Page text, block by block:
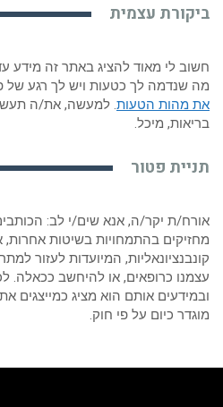
ביקורת עצמית
חשוב לי מאוד להציג באתר זה מידע
מה שנדמה לך כטעות ויש לך רגע של
את מהות הטעות. למעשה, את/ה
בריאות, מיכל.
תניית פטור
אורח/ת יקר/ה, אנא שים/י לב:
מחזיקים בהתמחויות בשיטות אחרות,
קונבנציונאליות, המיועדות לעזור
עצמנו כרופאים, או להיחשב ככאלה.
ובמידעים אותם הוא מציג כמייצגים
מוגדר כיום על פי חוק.